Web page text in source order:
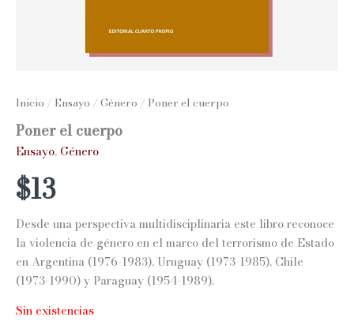
Inicio / Ensayo /Género / Poner el cuerpo
Poner el cuerpo
Ensayo, Género
$13
Desde una perspectiva multidisciplinaria este libro reconoce
la violencia de género en el marco del terrorismo de Estado
en Argentina (1976-1983), Uruguay (1973-1985), Chile
(1973-1990) y Paraguay (1954-1989).
Sin existencias